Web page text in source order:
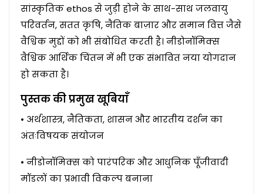
सांस्कृतिक ethos से जुड़ी होने के साथ-साथ जलवायु
परिवर्तन, सतत कृषि, नैतिक बाज़ार और समान वित्त जैसे
वैश्विक मुद्दों को भी संबोधित करती है। नीडोनॉमिक्स
वैश्विक आर्थिक चिंतन में भी एक संभावित नया योगदान
हो सकता है।
पुस्तक की प्रमुख खूबियाँ
• अर्थशास्त्र, नैतिकता, शासन और भारतीय दर्शन का
अंतःविषयक संयोजन
• नीडोनॉमिक्स को पारंपरिक और आधुनिक पूँजीवादी
मॉडलों का प्रभावी विकल्प बनाना